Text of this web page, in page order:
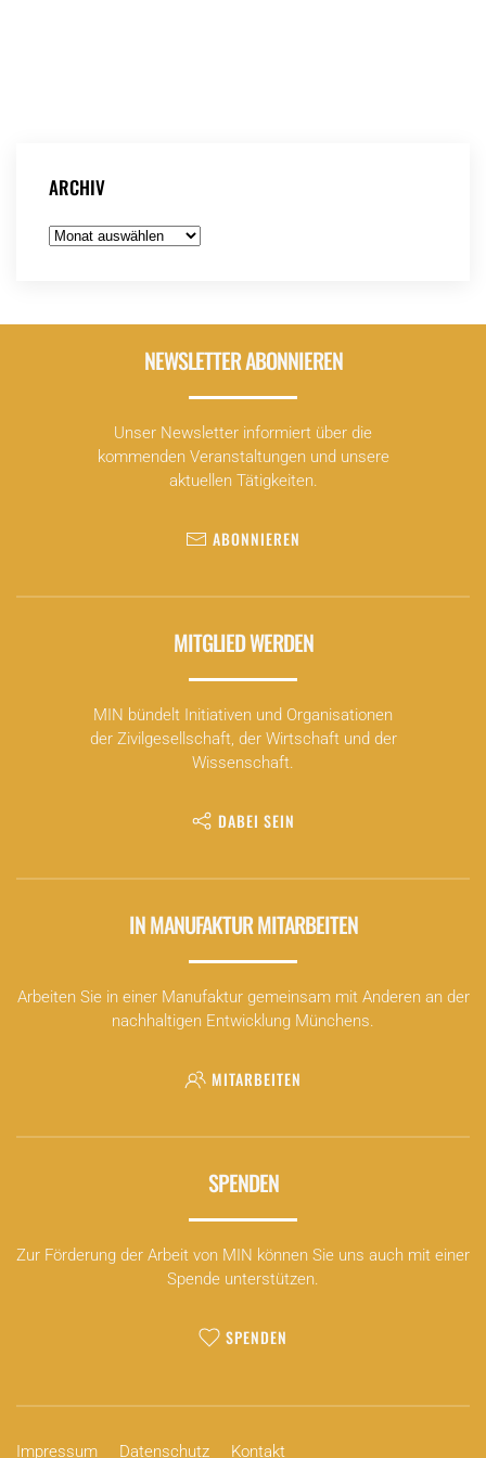
ARCHIV
Archiv
NEWSLETTER ABONNIEREN
Unser Newsletter informiert über die
kommenden Veranstaltungen und unsere
aktuellen Tätigkeiten.
ABONNIEREN
MITGLIED WERDEN
MIN bündelt Initiativen und Organisationen
der Zivilgesellschaft, der Wirtschaft und der
Wissenschaft.
DABEI SEIN
IN MANUFAKTUR MITARBEITEN
Arbeiten Sie in einer Manufaktur gemeinsam mit Anderen an der
nachhaltigen Entwicklung Münchens.
MITARBEITEN
SPENDEN
Zur Förderung der Arbeit von MIN können Sie uns auch mit einer
Spende unterstützen.
SPENDEN
Impressum Datenschutz Kontakt